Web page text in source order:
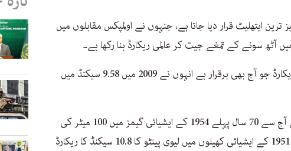
ایتھلیٹ قرار دیا جاتا ہے، جنہوں نے اولمپکس مقابلوں میں
100 میٹر کی دوڑ میں ان کا عالمی ریکارڈ جو آج بھی برقرار ہے انہوں نے 2009 میں 9.58 سیکنڈ میں
پاکستان کے صوبیدار عبد الخالق نے آج سے 70 سال پہلے 1954 کے ایشیائی گیمز میں 100 میٹر کی
دوڑ 10.6 سیکنڈ میں مکمل کر کے 1951 کے ایشیائی کھیلوں میں لیوی پینٹو کا 10.8 سیکنڈ کا ریکارڈ